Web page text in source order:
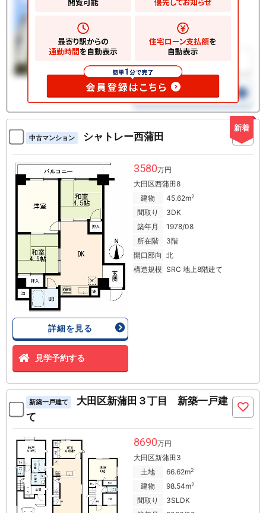
新着
中古マンション シャトレー西蒲田
詳細を見る
見学予約する
3580万円
大田区西蒲田8
建物
45.62m2
間取り
3DK
築年月
1978/08
所在階
3階
開口部向 北
構造規模 SRC 地上8階建て
新築一戸建て
大田区新蒲田３丁目 新築一戸建
て
8690万円
大田区新蒲田3
土地
66.62m2
建物 98.54m2
間取り
3SLDK